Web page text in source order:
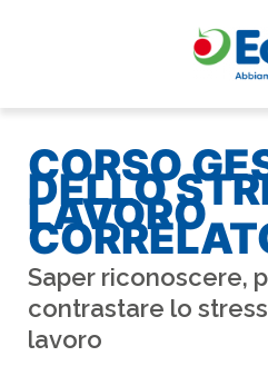
CORSO
DELLO
LAVORO
Saper riconoscere,
contrastare lo
lavoro